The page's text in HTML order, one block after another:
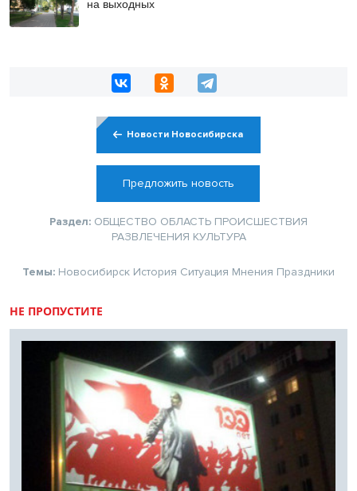
на выходных
Новости Новосибирска
Предложить новость
Раздел: ОБЩЕСТВО ОБЛАСТЬ ПРОИСШЕСТВИЯ
РАЗВЛЕЧЕНИЯ КУЛЬТУРА
Темы: Новосибирск История Ситуация Мнения Праздники
НЕ ПРОПУСТИТЕ